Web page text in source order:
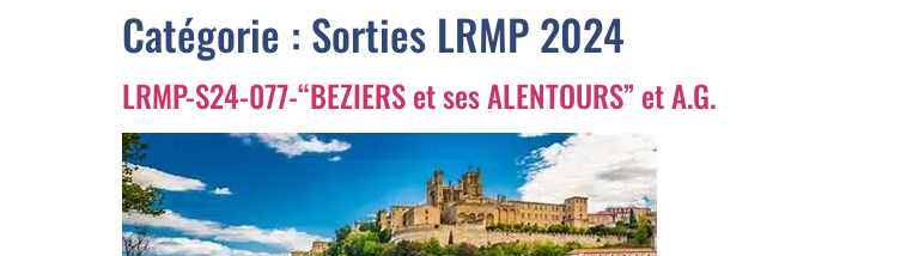
Catégorie : Sorties LRMP 2024
LRMP-S24-077-“BEZIERS et ses ALENTOURS” et A.G.